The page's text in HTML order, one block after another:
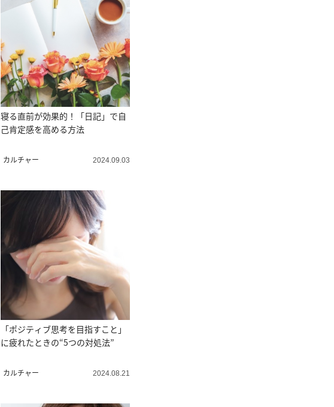
寝る直前が効果的！「日記」で自
己肯定感を高める方法
カルチャー 2024.09.03
「ポジティブ思考を目指すこと」
に疲れたときの“5つの対処法”
カルチャー 2024.08.21